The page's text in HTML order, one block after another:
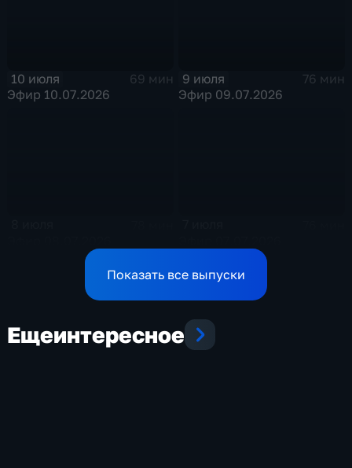
10 июля
69 мин
Эфир 10.07.2026
9 июля
76 мин
Эфир 09.07.2026
Показать все выпуски
Ещеинтересное